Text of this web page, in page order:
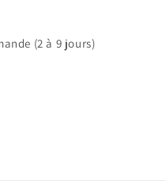
(2 à 9 jours)